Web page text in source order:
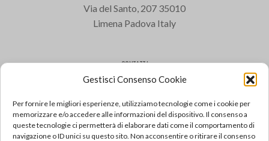
Gestisci Consenso Cookie
Per fornire le migliori esperienze, utilizziamo tecnologie come i cookie per
memorizzare e/o accedere alle informazioni del dispositivo. Il consenso a
queste tecnologie ci permetterà di elaborare dati come il comportamento di
navigazione o ID unici su questo sito. Non acconsentire o ritirare il consenso
Via del Santo, 207 35010
Limena Padova Italy
CONTATTI
Varem S.p.a.
Tel: +39 049 8840322
Fax: +39 049 8841399
Email: varem@varem.com